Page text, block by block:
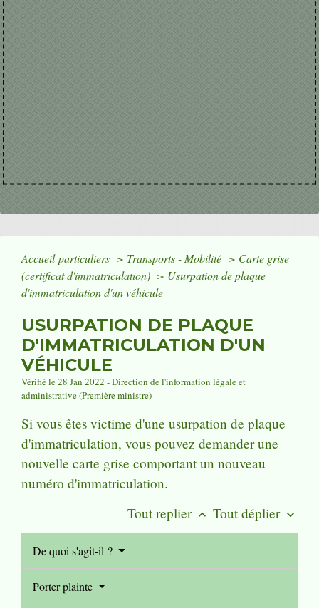
Accueil particuliers > Transports - Mobilité > Carte grise
(certificat d'immatriculation) > Usurpation de plaque
d'immatriculation d'un véhicule
USURPATION DE PLAQUE
D'IMMATRICULATION D'UN
VÉHICULE
Vérifié le 28 Jan 2022 - Direction de l'information légale et
administrative (Première ministre)
Si vous êtes victime d'une usurpation de plaque
d'immatriculation, vous pouvez demander une
nouvelle carte grise comportant un nouveau
numéro d'immatriculation.
Tout replier keyboard_arrow_up Tout déplier keyboard_arrow_down
De quoi s'agit-il ?
Porter plainte